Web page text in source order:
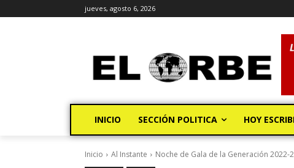
jueves, agosto 6, 2026
INICIO SECCIÓN POLITICA HOY
Inicio Al Instante Noche de Gala de la Generación 2022-